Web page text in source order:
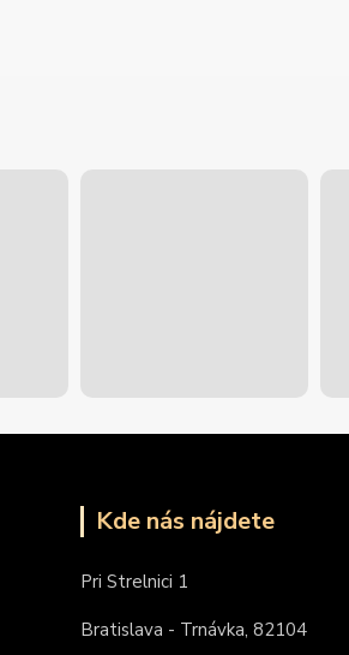
Kde nás nájdete
Pri Strelnici 1
Bratislava - Trnávka, 82104